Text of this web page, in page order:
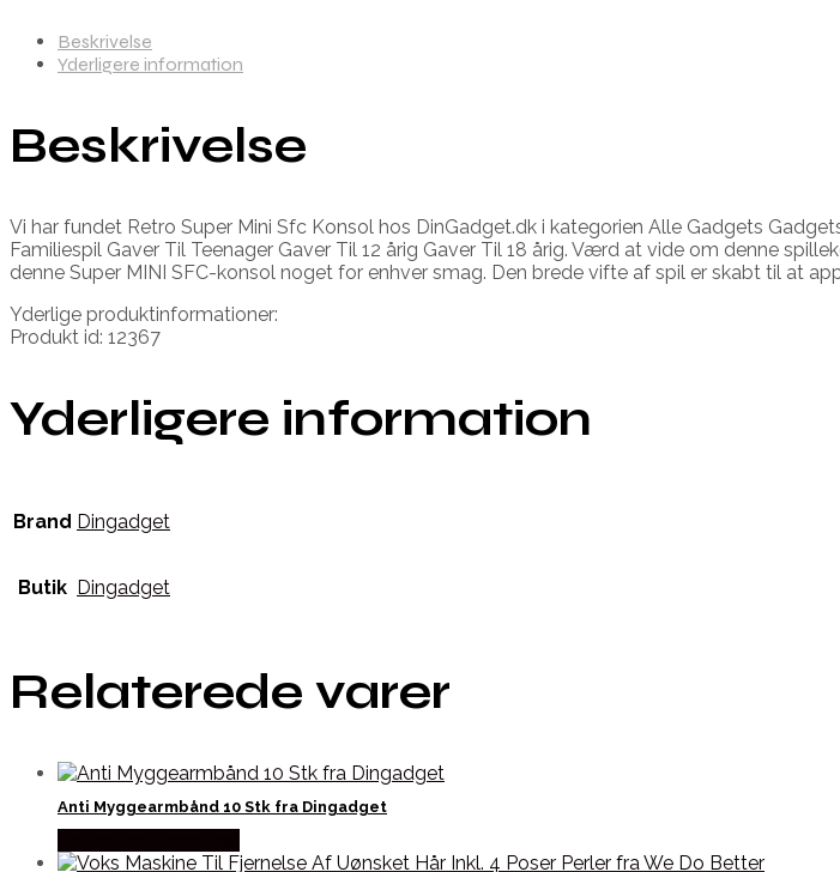
Beskrivelse
Yderligere information
Beskrivelse
Vi har fundet Retro Super Mini Sfc Konsol hos DinGadget.dk i kategorien Alle Gadgets
Familiespil Gaver Til Teenager Gaver Til 12 årig Gaver Til 18 årig. Værd at vide om denne
denne Super MINI SFC-konsol noget for enhver smag. Den brede vifte af spil er skabt til at
Yderlige produktinformationer:
Produkt id: 12367
Yderligere information
Brand Dingadget
Butik Dingadget
Relaterede varer
Anti Myggearmbånd 10 Stk fra Dingadget